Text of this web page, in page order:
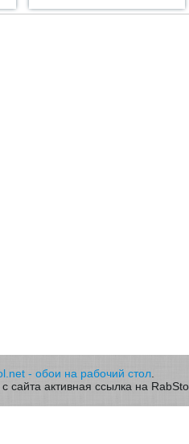
- обои на рабочий стол
сайта активная ссылка на